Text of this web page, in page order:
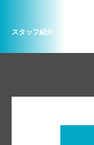
スタッフ紹介